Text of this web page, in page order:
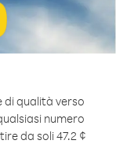
di qualità verso
numero
da soli 47.2 ¢